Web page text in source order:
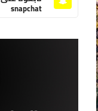
snapchat